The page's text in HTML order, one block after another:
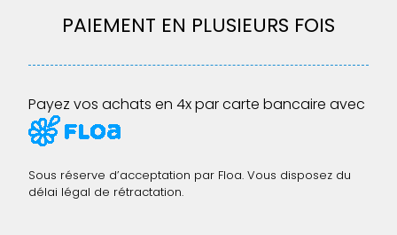
PAIEMENT EN PLUSIEURS FOIS
Payez vos achats en 4x par carte bancaire avec
Sous réserve d’acceptation par Floa. Vous disposez du
délai légal de rétractation.